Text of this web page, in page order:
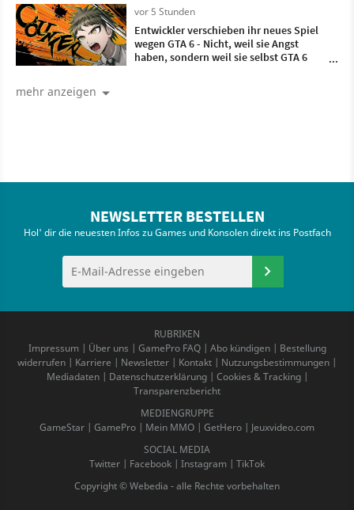
vor 5 Stunden
Entwickler verschieben ihr neues Spiel
wegen GTA 6 - Nicht, weil sie Angst
haben, sondern weil sie selbst GTA 6
mehr anzeigen
NEWSLETTER BESTELLEN
Hol' dir die neuesten Infos zu Games und Konsolen direkt ins Postfach
RUBRIKEN
Impressum| Über uns | GamePro FAQ| Abo kündigen| Bestellung
widerrufen | Karriere | Newsletter | Kontakt | Nutzungsbestimmungen |
Mediadaten| Datenschutzerklärung| Cookies & Tracking|
Transparenzbericht
MEDIENGRUPPE
GameStar | GamePro | Mein MMO | GetHero | Jeuxvideo.com
SOCIAL MEDIA
Twitter | Facebook | Instagram | TikTok
Copyright © Webedia - alle Rechte vorbehalten